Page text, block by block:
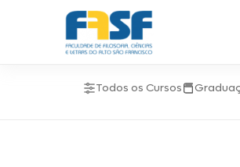
Todos os Cursos